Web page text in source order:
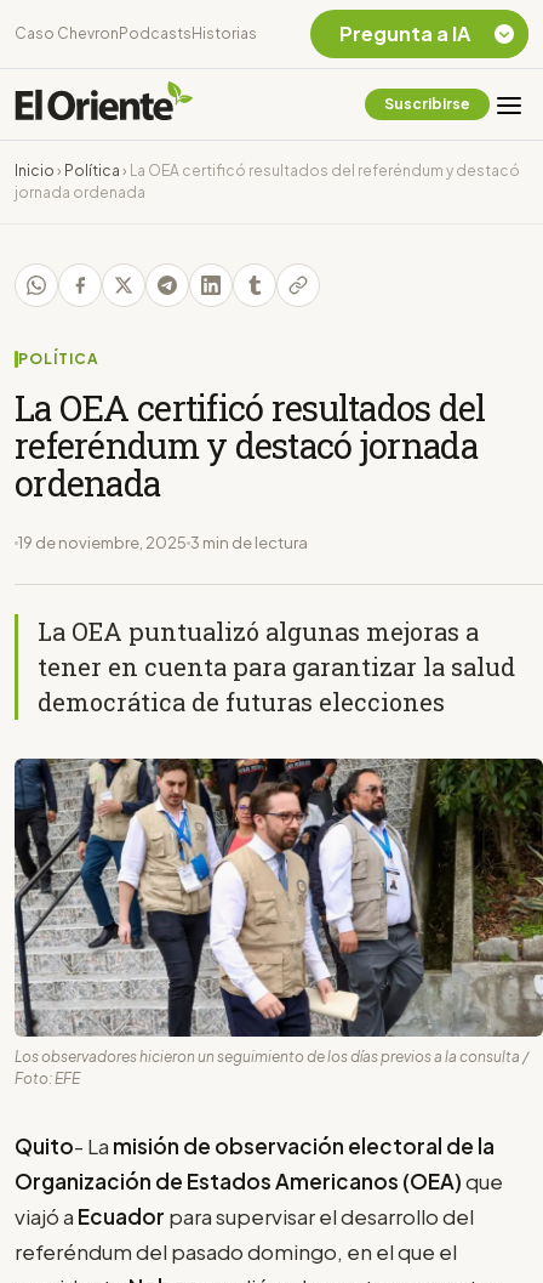
Caso Chevron Podcasts Historias
Suscribirse
Inicio › Política ›
La OEA certificó resultados del referéndum y destacó
jornada ordenada
POLÍTICA
La OEA certificó resultados del
referéndum y destacó jornada
ordenada
19 de noviembre, 2025 3 min de lectura
La OEA puntualizó algunas mejoras a
tener en cuenta para garantizar la salud
democrática de futuras elecciones
Los observadores hicieron un seguimiento de los días previos a la consulta /
Foto: EFE
Quito- La misión de observación electoral de la
Organización de Estados Americanos (OEA)que
viajó a Ecuador para supervisar el desarrollo del
referéndum del pasado domingo, en el que el
Pregunta a IA
Chevron Ecuador